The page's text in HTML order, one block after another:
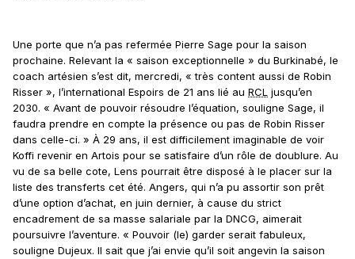
Une porte que n’a pas refermée Pierre Sage pour la saison
prochaine. Relevant la « saison exceptionnelle » du Burkinabé, le
coach artésien s’est dit, mercredi, « très content aussi de Robin
Risser », l’international Espoirs de 21 ans lié au RCL jusqu’en
2030. « Avant de pouvoir résoudre l’équation, souligne Sage, il
faudra prendre en compte la présence ou pas de Robin Risser
dans celle-ci. » À 29 ans, il est difficilement imaginable de voir
Koffi revenir en Artois pour se satisfaire d’un rôle de doublure. Au
vu de sa belle cote, Lens pourrait être disposé à le placer sur la
liste des transferts cet été. Angers, qui n’a pu assortir son prêt
d’une option d’achat, en juin dernier, à cause du strict
encadrement de sa masse salariale par la DNCG, aimerait
poursuivre l’aventure. « Pouvoir (le) garder serait fabuleux,
souligne Dujeux. Il sait que j’ai envie qu’il soit angevin la saison